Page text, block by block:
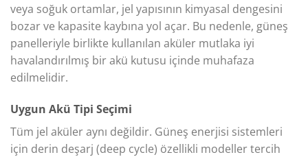
veya soğuk ortamlar, jel yapısının kimyasal dengesini
bozar ve kapasite kaybına yol açar. Bu nedenle, güneş
panelleriyle birlikte kullanılan aküler mutlaka iyi
havalandırılmış bir akü kutusu içinde muhafaza
edilmelidir.
Uygun Akü Tipi Seçimi
Tüm jel aküler aynı değildir. Güneş enerjisi sistemleri
için derin deşarj (deep cycle) özellikli modeller tercih